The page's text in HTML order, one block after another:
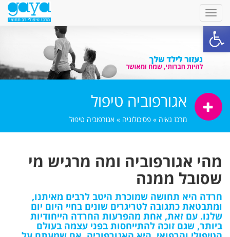
פתח סרגל נגישות
אגורפוביה טיפול
מרכז גאיה » פסיכולוגיה » אגורפוביה טיפול
מהי אגורפוביה ומה מרגיש מי
שסובל ממנה
חרדה היא תחושה שמוכרת היטב לרבים מאיתנו,
ומתבטאת כתגובה לטריגרים שונים בחיי היום יום
שלנו. עם זאת, אחת מהפרעות החרדה הייחודיות
ביותר, שגם זוכה להתייחסות בפני עצמה בעולם